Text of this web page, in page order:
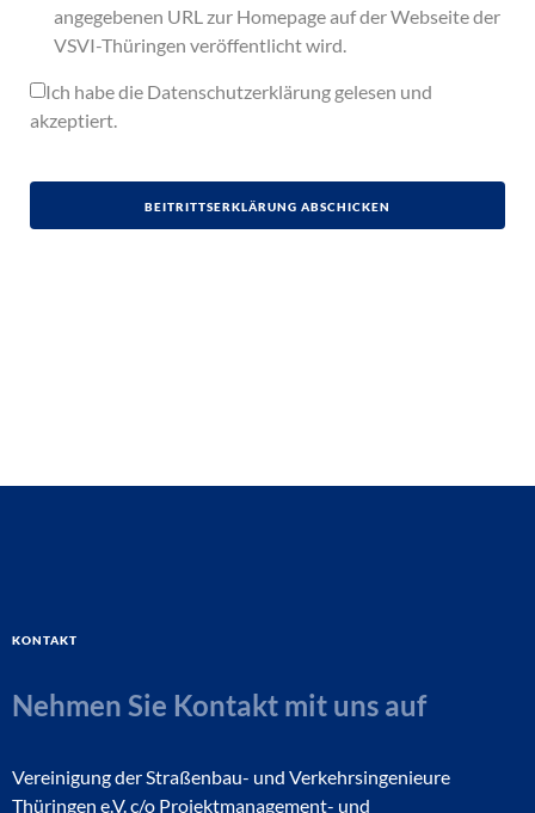
angegebenen URL zur Homepage auf der Webseite der
VSVI-Thüringen veröffentlicht wird.
Ich habe die Datenschutzerklärung gelesen und
akzeptiert.
Kontakt
Nehmen Sie Kontakt mit uns auf
Vereinigung der Straßenbau- und Verkehrsingenieure
Thüringen e.V. c/o Projektmanagement- und